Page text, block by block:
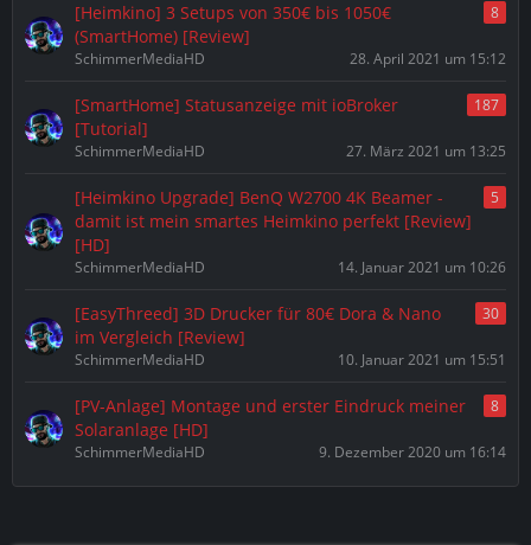
[Heimkino] 3 Setups von 350€ bis 1050€
(SmartHome) [Review]
8
SchimmerMediaHD 28. April 2021 um 15:12
[SmartHome] Statusanzeige mit ioBroker
[Tutorial]
187
SchimmerMediaHD 27. März 2021 um 13:25
[Heimkino Upgrade] BenQ W2700 4K Beamer -
damit ist mein smartes Heimkino perfekt [Review]
[HD]
5
SchimmerMediaHD 14. Januar 2021 um 10:26
[EasyThreed] 3D Drucker für 80€ Dora & Nano
im Vergleich [Review]
30
SchimmerMediaHD 10. Januar 2021 um 15:51
[PV-Anlage] Montage und erster Eindruck meiner
Solaranlage [HD]
8
SchimmerMediaHD 9. Dezember 2020 um 16:14